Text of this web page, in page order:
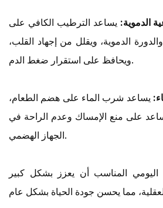
الدموية: يساعد الترطيب الكافي على
الدموية، ويقلل من إجهاد القلب،
ويحافظ على استقرار ضغط الدم.
يساعد شرب الماء على هضم الطعام،
على منع الإمساك وعدم الراحة في
الجهاز الهضمي.
المناسب أن يعزز بشكل كبير